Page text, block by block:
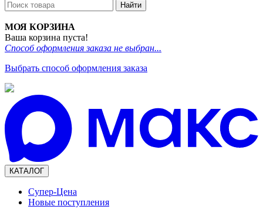
Найти
МОЯ КОРЗИНА
Ваша корзина пуста!
Способ оформления заказа не выбран...
Выбрать способ оформления заказа
КАТАЛОГ
Супер-Цена
Новые поступления